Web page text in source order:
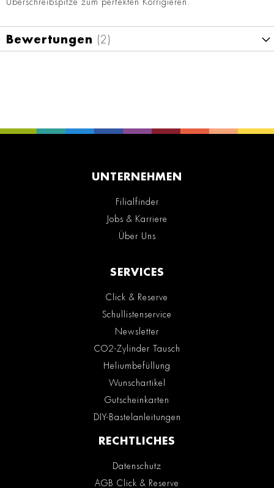
Überschreibspitze zum perfekten Korrigieren.
Bewertungen 2
UNTERNEHMEN
Filialfinder
Jobs & Karriere
Über Uns
SERVICES
Click & Reserve
Schullistenservice
Newsletter
CO2-Zylinder Tausch
Heliumbefüllung
Wunschartikel
Gutscheinkarten
DIY-Bastelanleitungen
RECHTLICHES
Datenschutz
AGB Click & Reserve